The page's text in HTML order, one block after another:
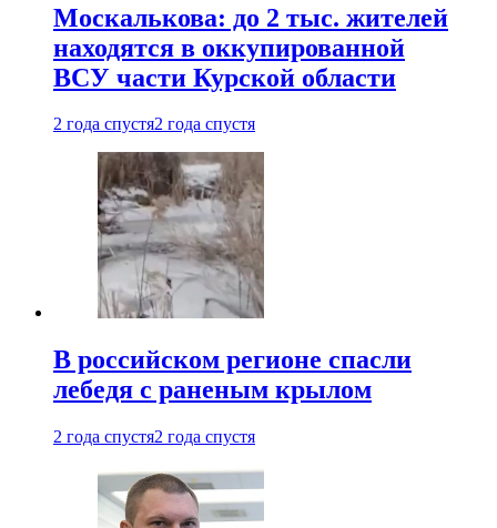
Москалькова: до 2 тыс. жителей
находятся в оккупированной
ВСУ части Курской области
2 года спустя2 года спустя
В российском регионе спасли
лебедя с раненым крылом
2 года спустя2 года спустя